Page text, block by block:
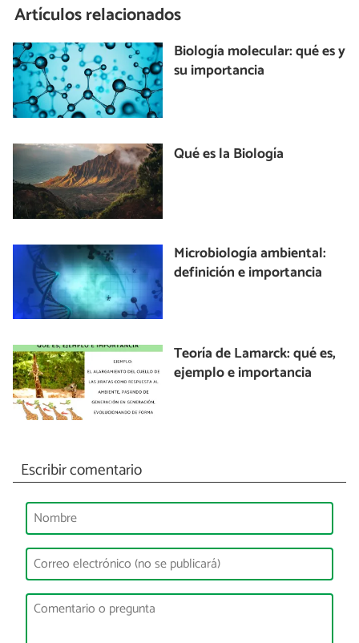
Artículos relacionados
Biología molecular: qué es y
su importancia
Qué es la Biología
Microbiología ambiental:
definición e importancia
Teoría de Lamarck: qué es,
ejemplo e importancia
Escribir comentario